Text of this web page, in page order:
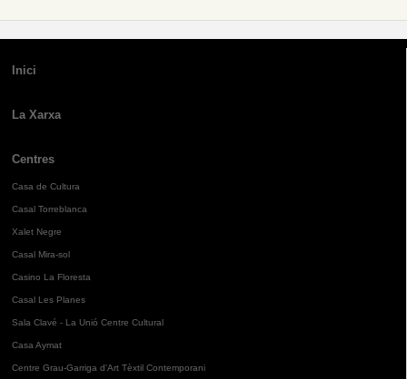
Inici
La Xarxa
Centres
Casa de Cultura
Casal Torreblanca
Xalet Negre
Casal Mira-sol
Casino La Floresta
Casal Les Planes
Sala Clavé - La Unió Centre Cultural
Casa Aymat
Centre Grau-Garriga d'Art Tèxtil Contemporani